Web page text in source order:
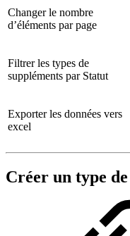
Changer le nombre
d’éléments par page
Filtrer les types de
suppléments par Statut
Exporter les données vers
excel
Créer un type